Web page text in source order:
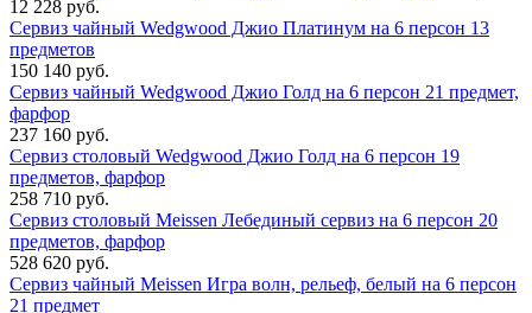
12 228 руб.
Сервиз чайный Wedgwood Джио Платинум на 6 персон 13
предметов
150 140 руб.
Сервиз чайный Wedgwood Джио Голд на 6 персон 21 предмет,
фарфор
237 160 руб.
Сервиз столовый Wedgwood Джио Голд на 6 персон 19
предметов, фарфор
258 710 руб.
Сервиз столовый Meissen Лебединый сервиз на 6 персон 20
предметов, фарфор
528 620 руб.
Сервиз чайный Meissen Игра волн, рельеф, белый на 6 персон
21 предмет